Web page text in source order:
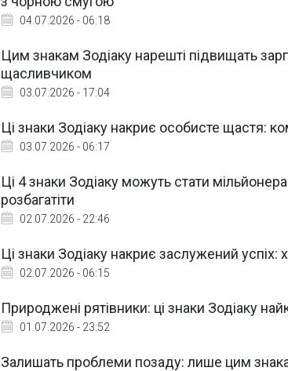
04.07.2026 - 06:18
Цим знакам Зодіаку нарешті підвищать
щасливчиком
03.07.2026 - 17:04
Ці знаки Зодіаку накриє особисте щастя:
03.07.2026 - 06:17
Ці 4 знаки Зодіаку можуть стати
розбагатіти
02.07.2026 - 22:46
Ці знаки Зодіаку накриє заслужений успіх:
02.07.2026 - 06:15
Природжені рятівники: ці знаки Зодіаку
01.07.2026 - 23:52
Залишать проблеми позаду: лише цим